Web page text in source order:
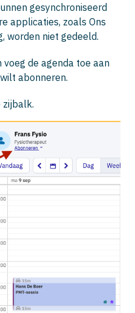
gesynchroniseerd
applicaties, zoals Ons
worden niet gedeeld.
voeg de agenda toe aan
abonneren.
zijbalk.